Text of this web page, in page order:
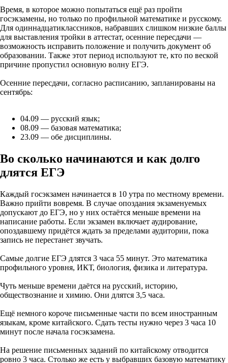
Время, в которое можно попытаться ещё раз пройти
госэкзамены, но только по профильной математике и русскому.
Для одиннадцатиклассников, набравших слишком низкие баллы
для выставления тройки в аттестат, осенние пересдачи —
возможность исправить положение и получить документ об
образовании. Также этот период используют те, кто по веской
причине пропустил основную волну ЕГЭ.
Осенние пересдачи, согласно расписанию, запланированы на
сентябрь:
04.09 — русский язык;
08.09 — базовая математика;
23.09 — обе дисциплины.
Во сколько начинаются и как долго
длятся ЕГЭ
Каждый госэкзамен начинается в 10 утра по местному времени.
Важно прийти вовремя. В случае опоздания экзаменуемых
допускают до ЕГЭ, но у них остаётся меньше времени на
написание работы. Если экзамен включает аудирование,
опоздавшему придётся ждать за пределами аудитории, пока
запись не перестанет звучать.
Самые долгие ЕГЭ длятся 3 часа 55 минут. Это математика
профильного уровня, ИКТ, биология, физика и литература.
Чуть меньше времени даётся на русский, историю,
обществознание и химию. Они длятся 3,5 часа.
Ещё немного короче письменные части по всем иностранным
языкам, кроме китайского. Сдать тесты нужно через 3 часа 10
минут после начала госэкзамена.
На решение письменных заданий по китайскому отводится
ровно 3 часа. Столько же есть у выбравших базовую математику